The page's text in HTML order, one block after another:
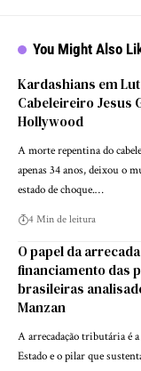
You Might Also
Kardashians em
Cabeleireiro Jesus
Hollywood
A morte repentina do
apenas 34 anos, deixou o
estado de choque.…
4 Min de leitura
O papel da
financiamento das
brasileiras
Manzan
A arrecadação tributária é
Estado e o pilar que